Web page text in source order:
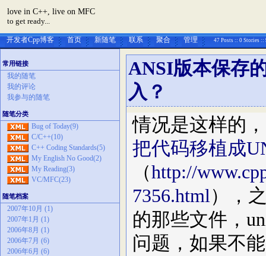
love in C++, live on MFC
to get ready...
开发者Cpp博客 首页 新随笔 联系 聚合 管理 47 Posts :: 0 Stories ::
常用链接
我的随笔
我的评论
我参与的随笔
随笔分类
Bug of Today(9)
C/C++(10)
C++ Coding Standards(5)
My English No Good(2)
My Reading(3)
VC/MFC(23)
随笔档案
2007年10月 (1)
2007年1月 (1)
2006年8月 (1)
2006年7月 (6)
2006年6月 (6)
ANSI版本保存
入？
情况是这样的
把代码移植成
（http://
7356.html），
的那些文件，
问题，如果不